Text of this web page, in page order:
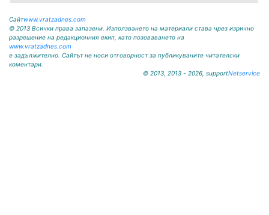
Сайтwww.vratzadnes.com
© 2013 Всички права запазени. Използването на материали става чрез изрично
разрешение на редакционния екип, като позоваването на
www.vratzadnes.com
е задължително. Сайтът не носи отговорност за публикуваните читателски
коментари.
© 2013, 2013 - 2026, supportNetservice